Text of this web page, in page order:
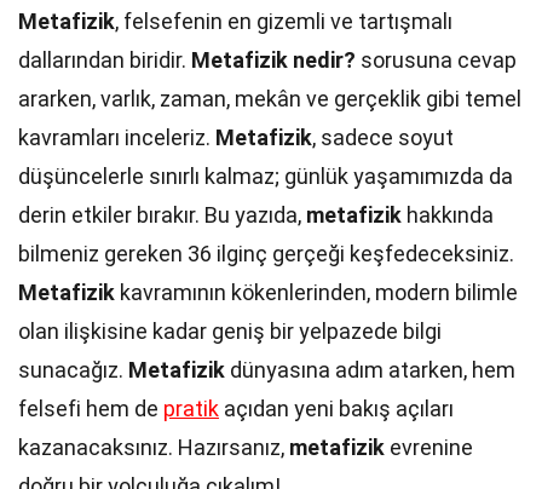
Metafizik, felsefenin en gizemli ve tartışmalı
dallarından biridir. Metafizik nedir? sorusuna cevap
ararken, varlık, zaman, mekân ve gerçeklik gibi temel
kavramları inceleriz. Metafizik, sadece soyut
düşüncelerle sınırlı kalmaz; günlük yaşamımızda da
derin etkiler bırakır. Bu yazıda, metafizik hakkında
bilmeniz gereken 36 ilginç gerçeği keşfedeceksiniz.
Metafizik kavramının kökenlerinden, modern bilimle
olan ilişkisine kadar geniş bir yelpazede bilgi
sunacağız. Metafizik dünyasına adım atarken, hem
felsefi hem de pratik açıdan yeni bakış açıları
kazanacaksınız. Hazırsanız, metafizik evrenine